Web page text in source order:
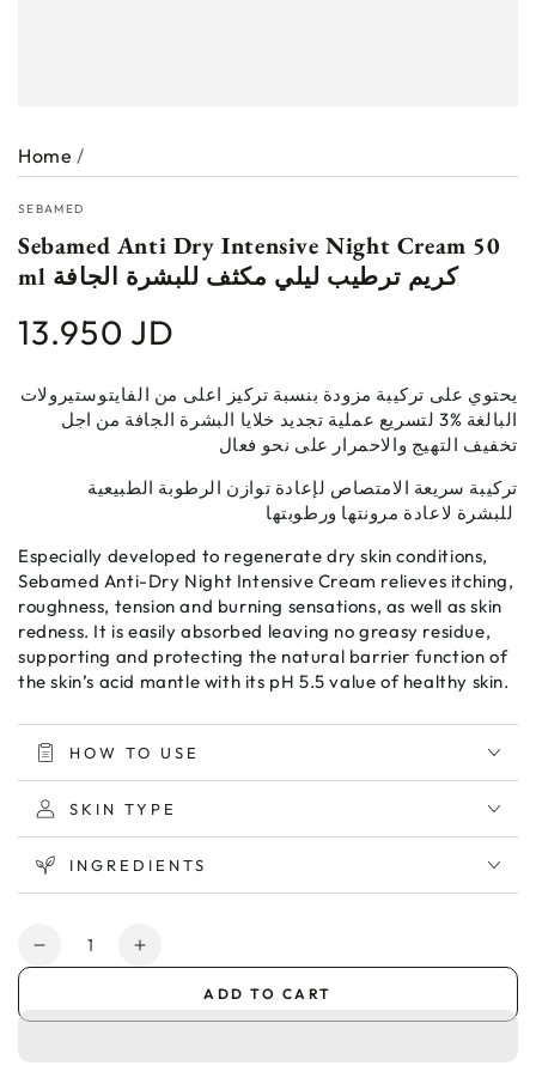
Home /
SEBAMED
Sebamed Anti Dry Intensive Night Cream 50
ml كريم ترطيب ليلي مكثف للبشرة الجافة
Regular
price
13.950 JD
يحتوي على تركيبة مزودة بنسبة تركيز اعلى من الفايتوستيرولات
البالغة %3 لتسريع عملية تجديد خلايا البشرة الجافة من اجل
تخفيف التهيج والاحمرار على نحو فعال
تركيبة سريعة الامتصاص لإعادة توازن الرطوبة الطبيعية
Especially developed to regenerate dry skin conditions,
Sebamed Anti-Dry Night Intensive Cream relieves itching,
roughness, tension and burning sensations, as well as skin
redness. It is easily absorbed leaving no greasy residue,
supporting and protecting the natural barrier function of
the skin’s acid mantle with its pH 5.5 value of healthy skin.
HOW TO USE
SKIN TYPE
INGREDIENTS
Quantity
Decrease
Increase
ADD TO CART